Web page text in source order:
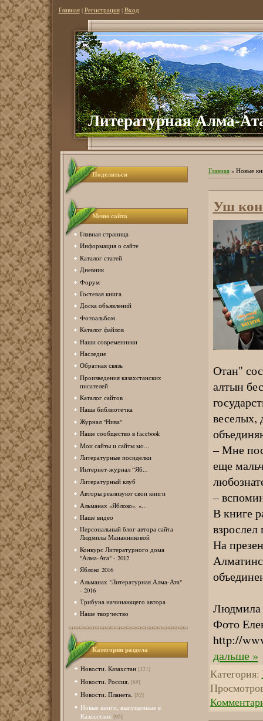
Главная| Регистрация| Вход
Литературная Алма-
Поделиться
Меню сайта
Главная страница
Информация о сайте
Каталог статей
Дневник
Форум
Гостевая книга
Доска объявлений
Фотоальбом
Каталог файлов
Наши современники
Наследие
Обратная связь
Произведения казахстанских
писателей
Каталог сайтов
Наша библиотечка
Журнал "Нива"
Наше сообщество в facebook
Мои сайты и сайты мо...
Литературные посиделки
Интернет-журнал “Яб...
Литературный клуб
Авторы реализуют свои книги
Альманах «Яблоко». «...
Наше видео
Персональный блог автора сайта
Людмилы Мананниковой
Конкурс Литературного дома
"Алма-Ата" - 2012
Яблоко 2016
Альманах "Литературная Алма-Ата"
- 2016
Трибуна начинающего автора
Наше творчество
Категории раздела
Новости. Казахстан [321]
Новости. Россия. [69]
Новости. Планета. [52]
Новые книги, выпущенные в
Казахстане [95]
Главная» Новые
Уш
Отан"
алтын
веселых,
– Мне
еще
–
В книге
взрослел
На
Фото
http://
дальше »
Категория: